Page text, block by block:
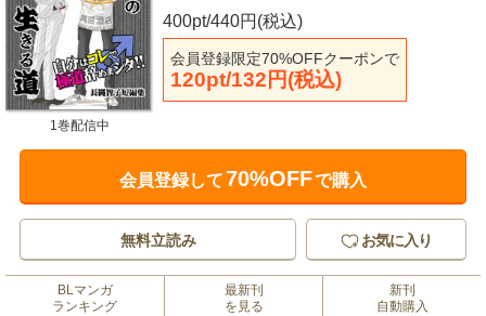
400pt/440円(税込)
会員登録限定70%OFFクーポンで
120pt/132円(税込)
1巻配信中
会員登録して70%OFFで購入
無料立読み お気に入り
BLマンガ
ランキング
最新刊
を見る
新刊
自動購入